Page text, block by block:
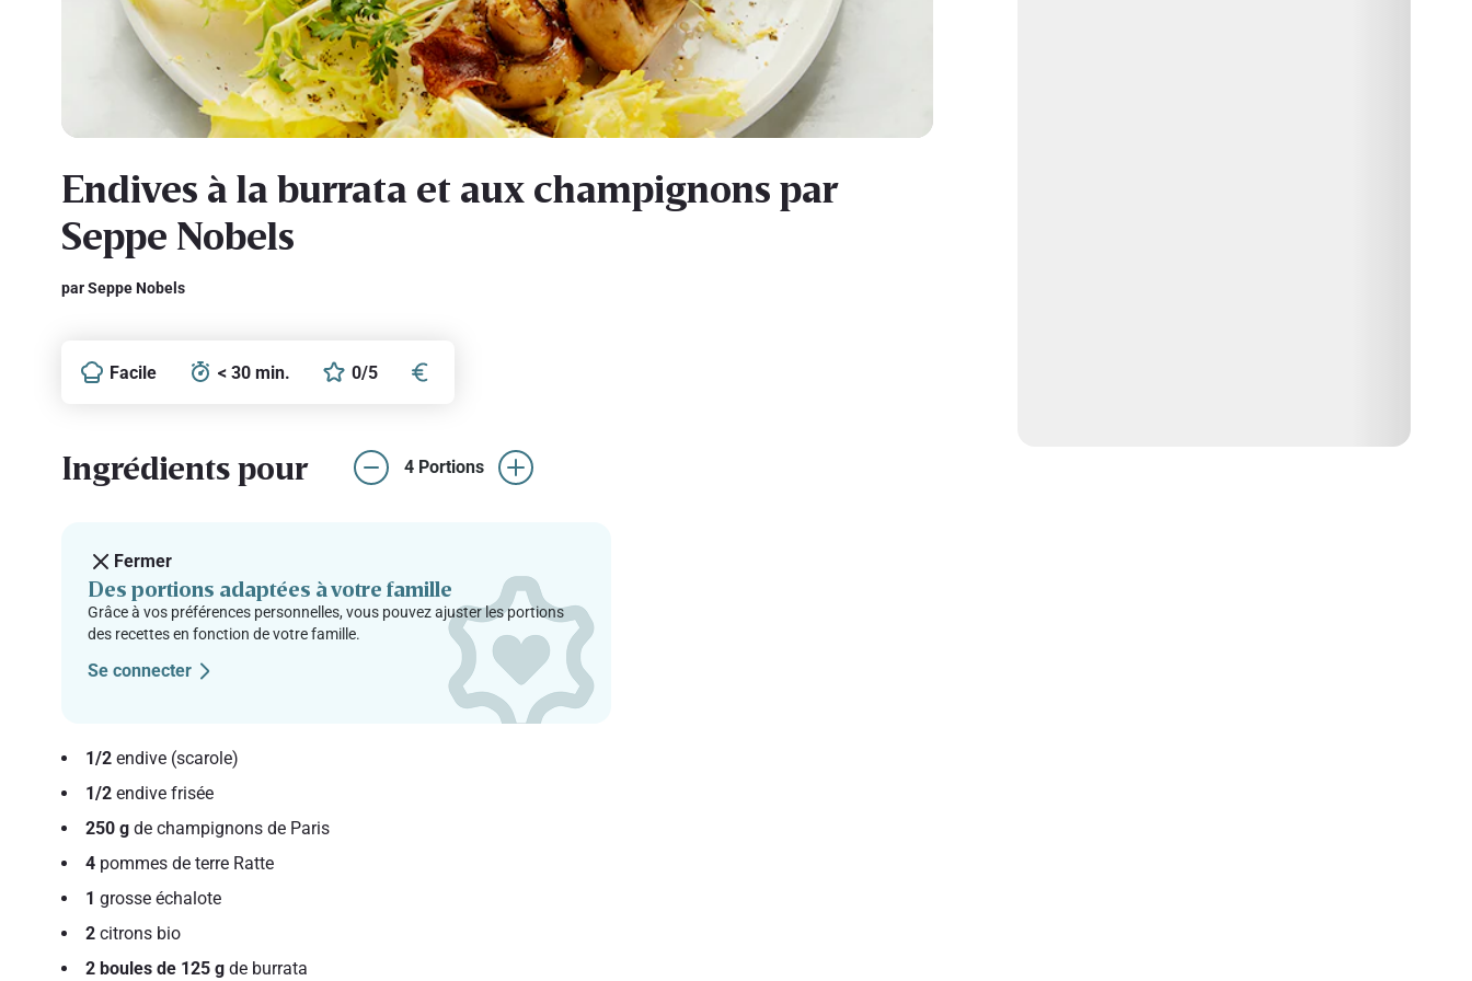
Endives à la burrata et aux champignons par
Seppe Nobels
par Seppe Nobels
Facile < 30 min. 0/5
Ingrédients pour 4 Portions
Fermer
Des portions adaptées à votre famille
Grâce à vos préférences personnelles, vous pouvez ajuster les portions
des recettes en fonction de votre famille.
Se connecter
1/2endive (scarole)
1/2endive frisée
250 g de champignons de Paris
4 pommes de terre Ratte
1grosse échalote
2citrons bio
2 boules de 125 g de burrata